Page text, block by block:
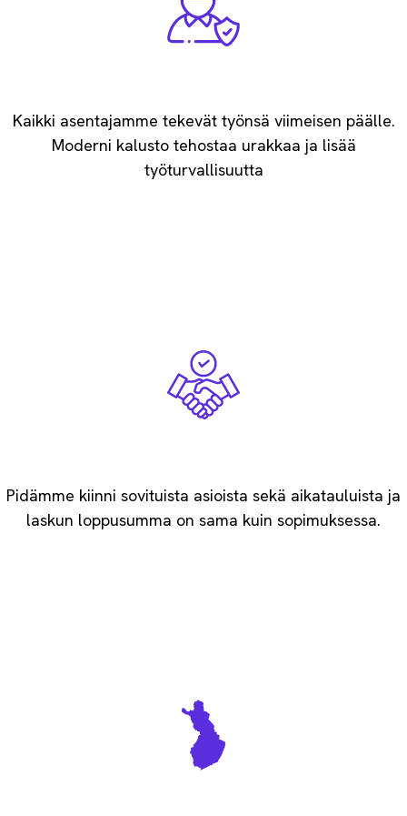
Kaikki asentajamme tekevät työnsä viimeisen päälle.
Moderni kalusto tehostaa urakkaa ​ja lisää
työturvallisuutta
Pidämme kiinni sovituista asioista sekä aikatauluista ja
laskun loppusumma on sama kuin sopimuksessa.